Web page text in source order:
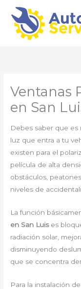
contenido
Ventanas
en San
Debes saber que
luz que entra a tu
existen para el
película de alta
obstáculos,
niveles de
La función
en San Luis es
radiación solar,
disminuyendo
que se concentra
Para la instalación